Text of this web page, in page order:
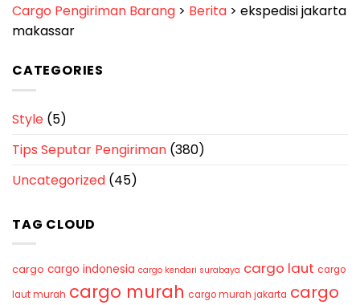
Cargo Pengiriman Barang > Berita > ekspedisi jakarta
makassar
CATEGORIES
Style (5)
Tips Seputar Pengiriman (380)
Uncategorized (45)
TAG CLOUD
cargo cargo indonesia cargo kendari surabaya cargo laut cargo
laut murah cargo murah cargo murah jakarta cargo